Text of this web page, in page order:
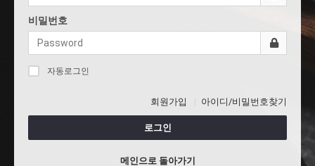
비밀번호
자동로그인
회원가입 아이디/비밀번호찾기
로그인
메인으로 돌아가기